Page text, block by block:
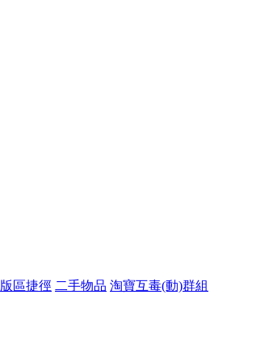
版區捷徑 二手物品 淘寶互毒(動)群組